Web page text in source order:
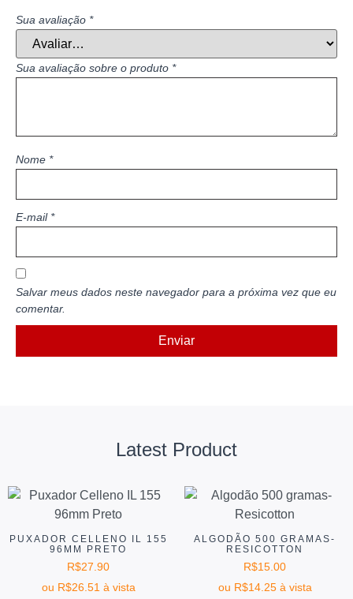
Sua avaliação *
Sua avaliação sobre o produto *
Nome *
E-mail *
Salvar meus dados neste navegador para a próxima vez que eu
comentar.
Latest Product
PUXADOR CELLENO IL 155
96MM PRETO
R$27.90
ou R$26.51 à vista
ALGODÃO 500 GRAMAS-
RESICOTTON
R$15.00
ou R$14.25 à vista